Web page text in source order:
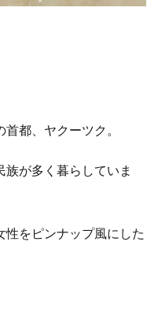
都、ヤクーツク。
が多く暮らしていま
をピンナップ風にした